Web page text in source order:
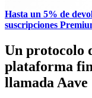
Hasta un 5% de
suscripciones
Un protocolo
plataforma
llamada Aave